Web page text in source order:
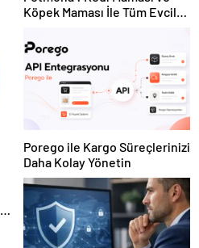
Köpek Maması İle Tüm Evcil
Porego ile Kargo Süreçlerinizi
Daha Kolay Yönetin